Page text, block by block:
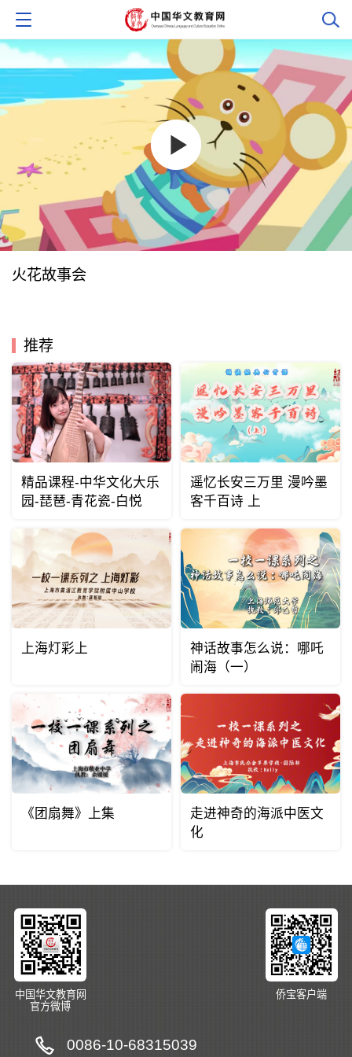
火花故事会
推荐
精品课程-中华文化大乐
园-琵琶-青花瓷-白悦
遥忆长安三万里 漫吟墨
客千百诗 上
上海灯彩上
神话故事怎么说：哪吒
闹海（一）
《团扇舞》上集
走进神奇的海派中医文
化
中国华文教育网
官方微博
侨宝客户端
0086-10-68315039